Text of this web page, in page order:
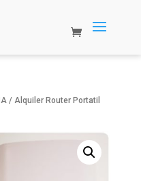
/ Alquiler Router Portatil